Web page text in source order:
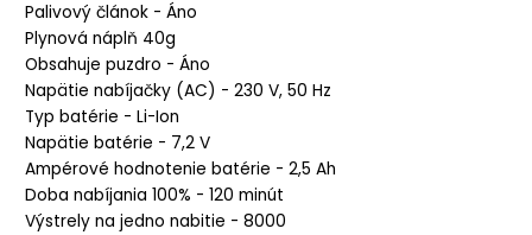
Palivový článok - Áno
Plynová náplň 40g
Obsahuje puzdro - Áno
Napätie nabíjačky (AC) - 230 V, 50 Hz
Typ batérie - Li-Ion
Napätie batérie - 7,2 V
Ampérové ​​hodnotenie batérie - 2,5 Ah
Doba nabíjania 100% - 120 minút
Výstrely na jedno nabitie - 8000